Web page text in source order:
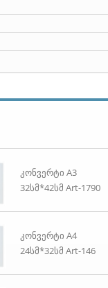
იზოლენტა
კონვერტი A3
32სმ*42სმ Art-1790
კონვერტი A4
24სმ*32სმ Art-146